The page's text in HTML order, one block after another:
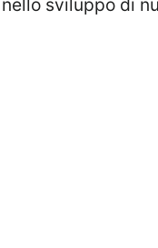
sviluppo di